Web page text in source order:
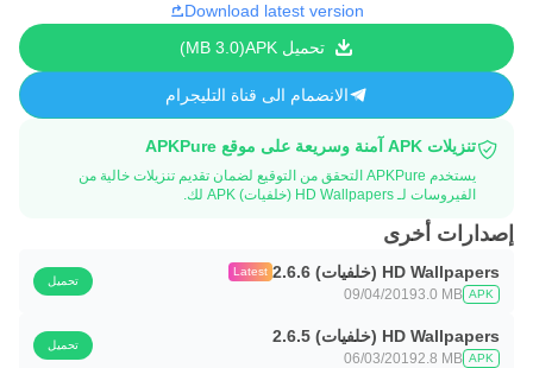
Download latest version
تحميل APK
3.0 MB
الانضمام الى قناة التليجرام
تنزيلات APK آمنة وسريعة على موقع APKPure
يستخدم APKPure التحقق من التوقيع لضمان تقديم تنزيلات خالية من
الفيروسات لـ HD Wallpapers (خلفيات) APK لك.
إصدارات أخرى
HD Wallpapers (خلفيات) 2.6.6
Latest
APK
3.0 MB
09/04/2019
تحميل
HD Wallpapers (خلفيات) 2.6.5
APK
2.8 MB
06/03/2019
تحميل